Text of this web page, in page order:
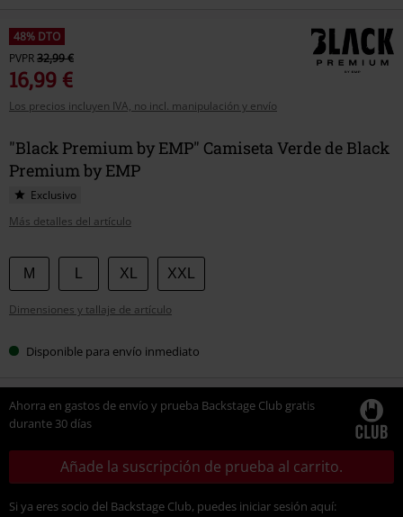
48% DTO
PVPR32,99 €
16,99 €
Los precios incluyen IVA, no incl. manipulación y envío
"Black Premium by EMP" Camiseta Verde de Black
Premium by EMP
Exclusivo
Más detalles del artículo
Elige
tu
talla
M XL XXL
Dimensiones y tallaje de artículo
Disponible para envío inmediato
Ahorra en gastos de envío y prueba Backstage Club gratis
durante 30 días
Añade la suscripción de prueba al carrito.
Si ya eres socio del Backstage Club, puedes iniciar sesión aquí: